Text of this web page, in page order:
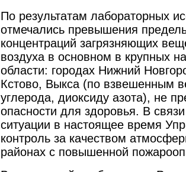
По результатам лабораторных
отмечались превышения
концентраций загрязняющих
воздуха в основном в крупных
области: городах Нижний
Кстово, Выкса (по взвешенным
углерода, диоксиду азота), не
опасности для здоровья. В
ситуации в настоящее время
контроль за качеством
районах с повышенной